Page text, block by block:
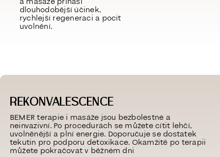
dlouhodobější účinek,
rychlejší regeneraci a pocit
uvolnění.
REKONVALESCENCE
BEMER terapie i masáže jsou bezbolestné a
neinvazivní. Po procedurách se můžete cítit lehčí,
uvolněnější a plní energie. Doporučuje se dostatek
tekutin pro podporu detoxikace. Okamžitě po terapii
můžete pokračovat v běžném dni